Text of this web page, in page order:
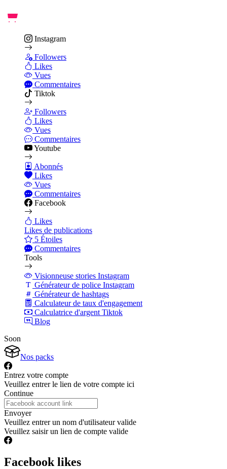
Instagram
Followers
Likes
Vues
Commentaires
Tiktok
Followers
Likes
Vues
Commentaires
Youtube
Abonnés
Likes
Vues
Commentaires
Facebook
Likes
Likes de publications
5 Étoiles
Commentaires
Tools
Visionneuse stories Instagram
Générateur de police Instagram
Générateur de hashtags
Calculateur de taux d'engagement
Calculatrice d'argent Tiktok
Blog
Soon
Nos packs
Entrez votre compte
Veuillez entrer le lien de votre compte ici
Continue
Envoyer
Veuillez entrer un nom d'utilisateur valide
Veuillez saisir un lien de compte valide
Facebook likes